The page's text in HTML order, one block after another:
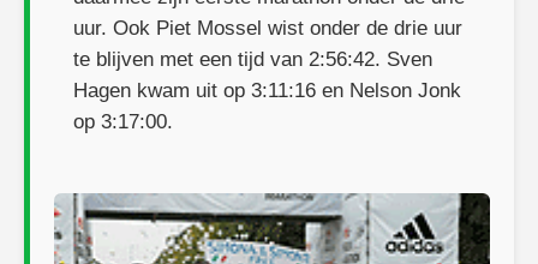
uur. Ook Piet Mossel wist onder de drie uur
te blijven met een tijd van 2:56:42. Sven
Hagen kwam uit op 3:11:16 en Nelson Jonk
op 3:17:00.